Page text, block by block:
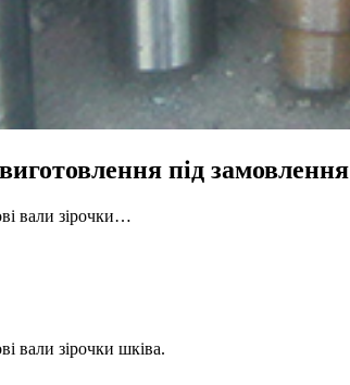
під замовлення
вали зірочки…
вали зірочки шківа.